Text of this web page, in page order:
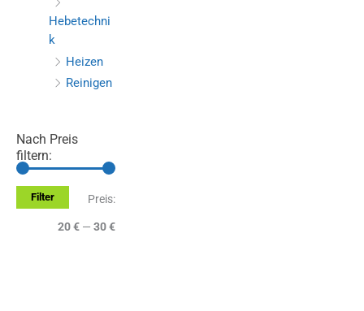
Hebetechni
k
Heizen
Reinigen
Nach Preis
filtern:
M
i
M
a
Filter
Preis:
20 € —30 €